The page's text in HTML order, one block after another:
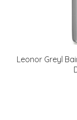
Leonor Greyl